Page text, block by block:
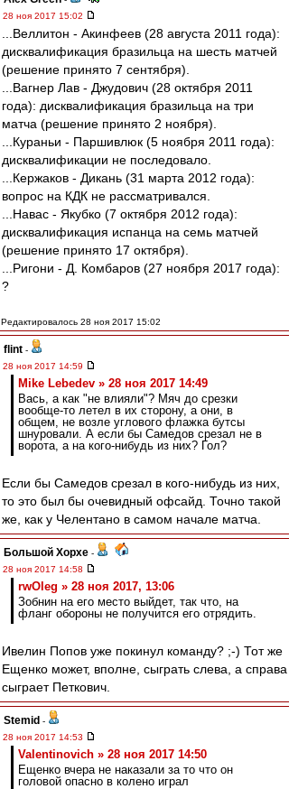
28 ноя 2017 15:02
...Веллитон - Акинфеев (28 августа 2011 года):
дисквалификация бразильца на шесть матчей
(решение принято 7 сентября).
...Вагнер Лав - Джудович (28 октября 2011
года): дисквалификация бразильца на три
матча (решение принято 2 ноября).
...Кураньи - Паршивлюк (5 ноября 2011 года):
дисквалификации не последовало.
...Кержаков - Дикань (31 марта 2012 года):
вопрос на КДК не рассматривался.
...Навас - Якубко (7 октября 2012 года):
дисквалификация испанца на семь матчей
(решение принято 17 октября).
...Ригони - Д. Комбаров (27 ноября 2017 года):
?
Редактировалось 28 ноя 2017 15:02
flint -
28 ноя 2017 14:59
Mike Lebedev » 28 ноя 2017 14:49
Вась, а как "не влияли"? Мяч до срезки
вообще-то летел в их сторону, а они, в
общем, не возле углового флажка бутсы
шнуровали. А если бы Самедов срезал не в
ворота, а на кого-нибудь из них? Гол?
Если бы Самедов срезал в кого-нибудь из них,
то это был бы очевидный офсайд. Точно такой
же, как у Челентано в самом начале матча.
Большой Хорхе -
28 ноя 2017 14:58
rwOleg » 28 ноя 2017, 13:06
Зобнин на его место выйдет, так что, на
фланг обороны не получится его отрядить.
Ивелин Попов уже покинул команду? ;-) Тот же
Ещенко может, вполне, сыграть слева, а справа
сыграет Петкович.
Stemid -
28 ноя 2017 14:53
Valentinovich » 28 ноя 2017 14:50
Ещенко вчера не наказали за то что он
головой опасно в колено играл